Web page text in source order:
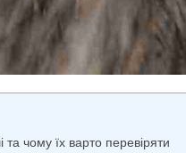
та чому їх варто перевіряти